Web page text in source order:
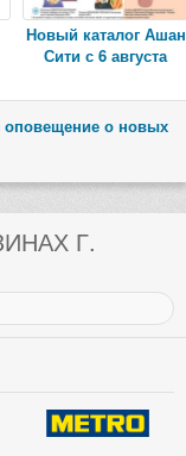
Новый каталог Ашан
Сити с 6 августа
оповещение о новых
Г.